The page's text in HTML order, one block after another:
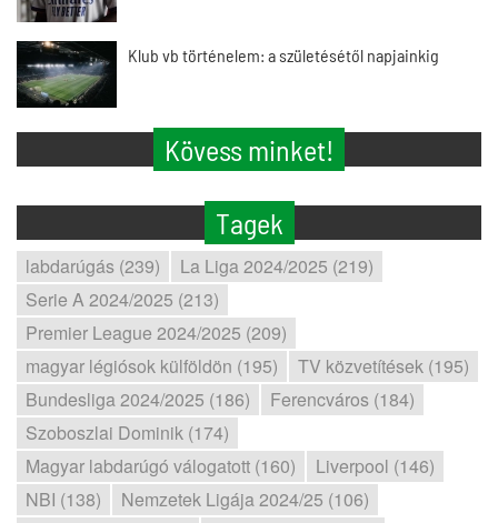
Klub vb történelem: a születésétől napjainkig
Kövess minket!
Tagek
labdarúgás (239)
La Liga 2024/2025 (219)
Serie A 2024/2025 (213)
Premier League 2024/2025 (209)
magyar légiósok külföldön (195)
TV közvetítések (195)
Bundesliga 2024/2025 (186)
Ferencváros (184)
Szoboszlai Dominik (174)
Magyar labdarúgó válogatott (160)
Liverpool (146)
NBI (138)
Nemzetek Ligája 2024/25 (106)